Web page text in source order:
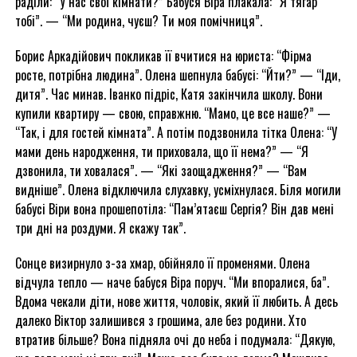
тобі”. — “Ми родина, чуєш? Ти моя помічниця”.
Борис Аркадійович покликав її вчитися на юриста: “Фірма
росте, потрібна людина”. Олена шепнула бабусі: “Йти?” — “Іди,
дитя”. Час минав. Іванко підріс, Катя закінчила школу. Вони
купили квартиру — свою, справжню. “Мамо, це все наше?” —
“Так, і для гостей кімната”. А потім подзвонила тітка Олена: “У
мами день народження, ти приховала, що її нема?” — “Я
дзвонила, ти ховалася”. — “Які заощадження?” — “Вам
видніше”. Олена відключила слухавку, усміхнулася. Біля могили
бабусі Віри вона прошепотіла: “Пам’ятаєш Сергія? Він дав мені
три дні на роздуми. Я скажу так”.
Сонце визирнуло з-за хмар, обійняло її променями. Олена
відчула тепло — наче бабуся Віра поруч. “Ми впоралися, ба”.
Вдома чекали діти, нове життя, чоловік, який її любить. А десь
далеко Віктор залишився з грошима, але без родини. Хто
втратив більше? Вона підняла очі до неба і подумала: “Дякую,